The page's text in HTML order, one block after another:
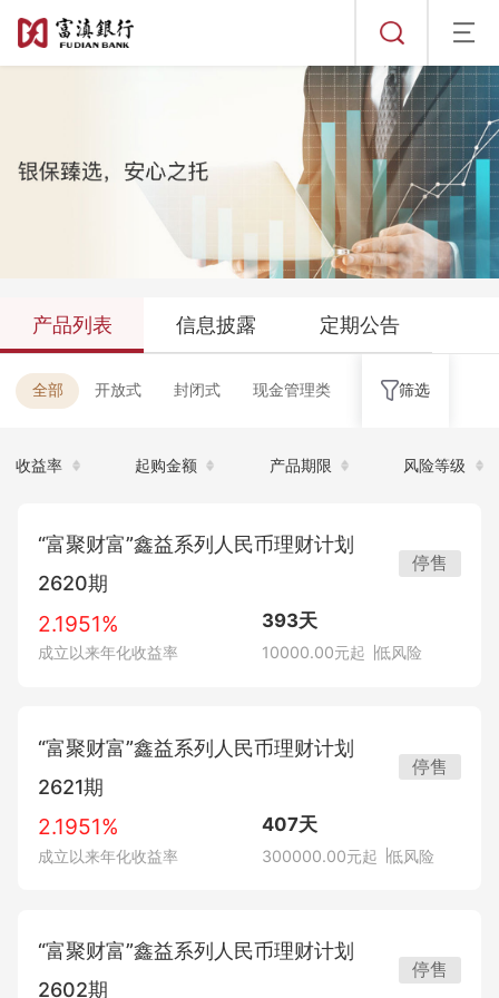
到期公告
重大事项公告
运作公告
其它公告
定期公告
年度公告
季度公告
业务公告
发行/销售公告
定期公告
发行/销售公告
定期公告
其它公告
兴银理财
发行/销售公告
到期公告
渤银理财
基金
基金公告
保险产品
信息披露
贵金属
产品列表 信息披露 定期公告
全部 开放式 封闭式 现金管理类 筛选
收益率 起购金额 产品期限 风险等级
“富聚财富”鑫益系列人民币理财计划
2620期
停售
2.1951% 393天
成立以来年化收益率 10000.00元起 低风险
“富聚财富”鑫益系列人民币理财计划
2621期
停售
2.1951% 407天
成立以来年化收益率 300000.00元起 低风险
“富聚财富”鑫益系列人民币理财计划
2602期
停售